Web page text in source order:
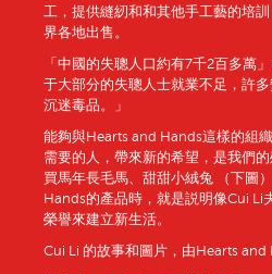
工，提供縫紉和和其他手工藝的培
界各地出售。
「中國的失聰人口約有7千2百多萬
于大部分的失聰人士就業不足，許
沉迷毒品。」
能夠與Hearts and Hands這樣的組
需要的人，帶來新的希望，是我們
買馬年長毛馬、甜甜小絨兔 （下圖
Hands的產品時，就是説明像Cui Li
榮譽來建立新生活。
Cui Li 的故事和圖片，由Hearts